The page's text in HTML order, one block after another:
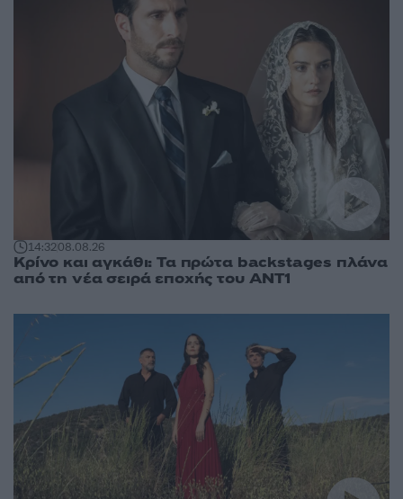
14:3208.08.26
Κρίνο και αγκάθι: Τα πρώτα backstages πλάνα
από τη νέα σειρά εποχής του ΑΝΤ1